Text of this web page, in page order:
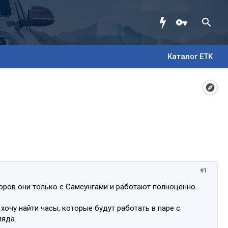
Каталог ETK
#1
они только с Самсунгами и работают полноценно.
найти часы, которые будут работать в паре с